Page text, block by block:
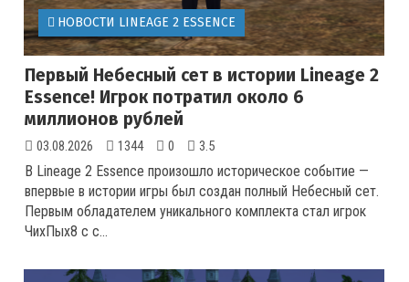
НОВОСТИ LINEAGE 2 ESSENCE
Первый Небесный сет в истории Lineage 2
Essence! Игрок потратил около 6
миллионов рублей
03.08.2026 1344 0 3.5
В Lineage 2 Essence произошло историческое событие —
впервые в истории игры был создан полный Небесный сет.
Первым обладателем уникального комплекта стал игрок
ЧихПых8 с с...